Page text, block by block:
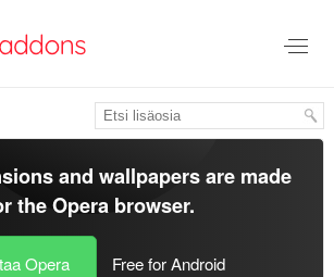
and wallpapers are made
theOpera browser.
Opera Free for Android